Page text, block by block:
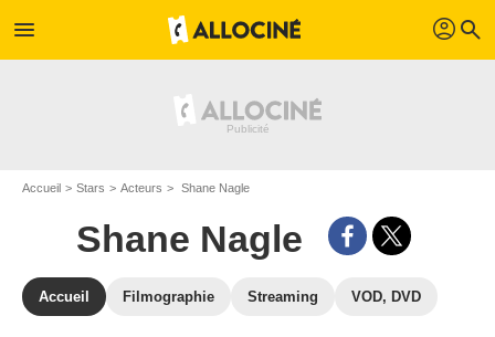
menu profil search
Accueil Stars Acteurs Shane Nagle
Shane Nagle
Accueil Filmographie Streaming VOD, DVD